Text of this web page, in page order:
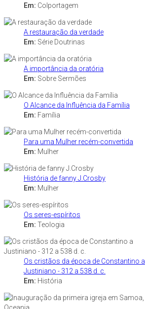
Em: Colportagem
A restauração da verdade
Em: Série Doutrinas
A importância da oratória
Em: Sobre Sermões
O Alcance da Influência da Família
Em: Família
Para uma Mulher recém-convertida
Em: Mulher
História de fanny J.Crosby
Em: Mulher
Os seres-espíritos
Em: Teologia
Os cristãos da época de Constantino a
Justiniano - 312 a 538 d. c.
Em: História